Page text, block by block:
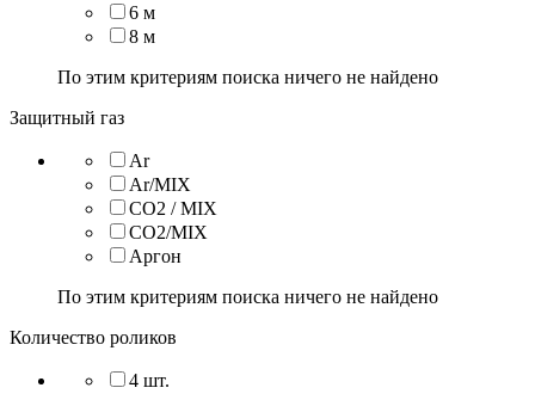
6 м
8 м
По этим критериям поиска ничего не найдено
Защитный газ
Ar
Ar/MIX
CO2 / MIX
CO2/MIX
Аргон
По этим критериям поиска ничего не найдено
Количество роликов
4 шт.